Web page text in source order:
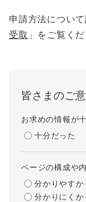
申請方法につい
受取 」をご覧くだ
皆さまのご
お求めの情報が
十分だった
ページの構成や
分かりやすか
分かりにくか